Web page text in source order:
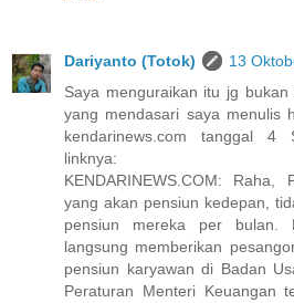
Dariyanto (Totok)
13
Saya menguraikan itu jg
yang mendasari saya menulis
kendarinews.com tanggal 4
linknya:
KENDARINEWS.COM:
yang akan pensiun kedepan,
pensiun mereka per bulan.
langsung memberikan
pensiun karyawan di Badan
Peraturan Menteri Keuangan